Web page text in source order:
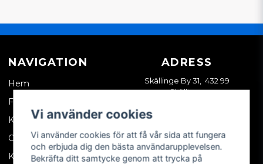
NAVIGATION
Hem
Företagskund
Kontakta oss
Om oss
Köpvillkor
ADRESS
Skällinge By 31, 432 99
Skällinge
Vi använder cookies
Vi använder cookies för att få vår sida att fungera
och erbjuda dig den bästa användarupplevelsen.
Bekräfta ditt samtycke genom att trycka på